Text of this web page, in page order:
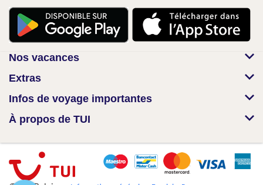
Nos vacances
Extras
Infos de voyage importantes
À propos de TUI